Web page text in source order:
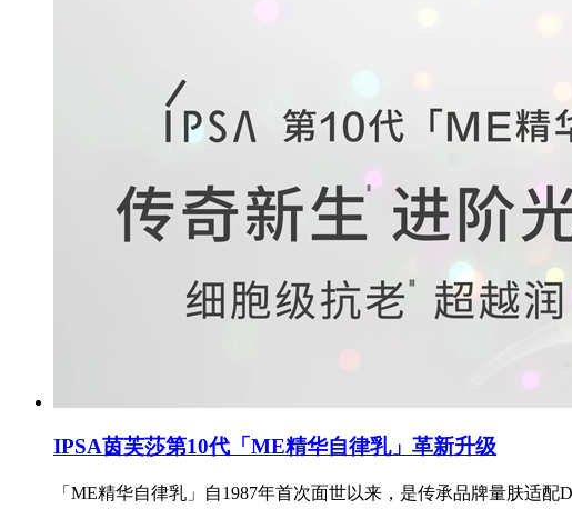
IPSA茵芙莎第10代「ME精华自律乳」革新升级
「ME精华自律乳」自1987年首次面世以来，是传承品牌量肤适